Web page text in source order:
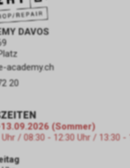
DAVOS
academy.ch
20
(Sommer)
/ 08:30 - 12:30 Uhr / 13:30 -